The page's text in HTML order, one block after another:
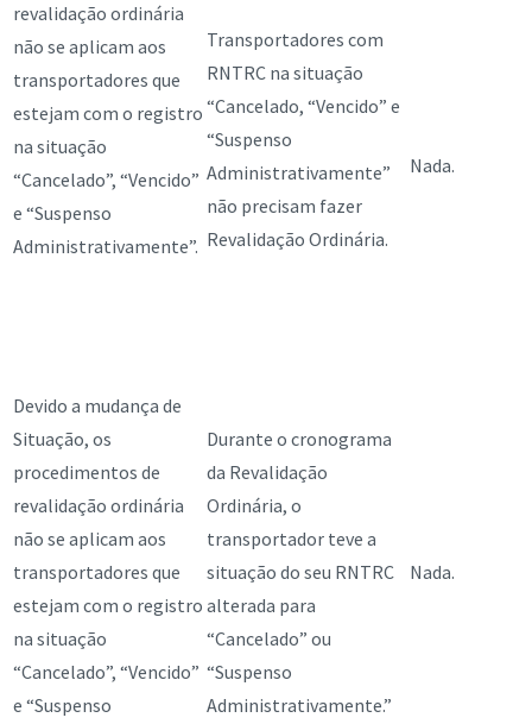
revalidação ordinária
não se aplicam aos
transportadores que
estejam com o registro
na situação
“Cancelado”, “Vencido”
e “Suspenso
Administrativamente”.
Transportadores com
RNTRC na situação
“Cancelado, “Vencido” e
“Suspenso
Administrativamente”
não precisam fazer
Revalidação Ordinária.
Nada.
Devido a mudança de
Situação, os
procedimentos de
revalidação ordinária
não se aplicam aos
transportadores que
estejam com o registro
na situação
“Cancelado”, “Vencido”
e “Suspenso
Durante o cronograma
da Revalidação
Ordinária, o
transportador teve a
situação do seu RNTRC
alterada para
“Cancelado” ou
“Suspenso
Administrativamente.”
Nada.